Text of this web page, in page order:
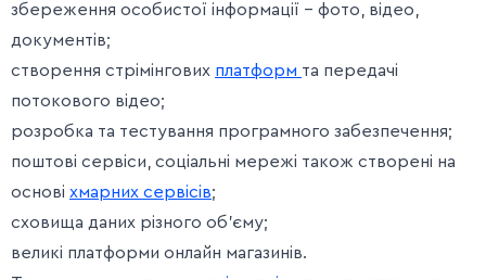
збереження особистої інформації – фото, відео,
документів;
створення стрімінгових платформ та передачі
потокового відео;
розробка та тестування програмного забезпечення;
поштові сервіси, соціальні мережі також створені на
основі хмарних сервісів;
сховища даних різного об’єму;
великі платформи онлайн магазинів.